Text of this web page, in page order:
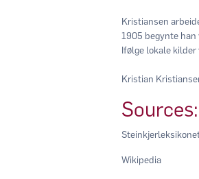
Kristiansen
1905 begynte
Ifølge lokale
Kristian
Sources:
Wikipedia